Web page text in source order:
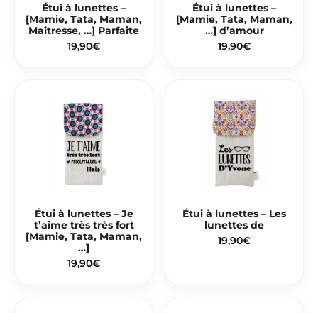
Étui à lunettes –
[Mamie, Tata, Maman,
Maîtresse, …] Parfaite
19,90€
Étui à lunettes –
[Mamie, Tata, Maman,
…] d’amour
19,90€
Étui à lunettes – Je
t’aime très très fort
[Mamie, Tata, Maman,
…]
19,90€
Étui à lunettes – Les
lunettes de
19,90€